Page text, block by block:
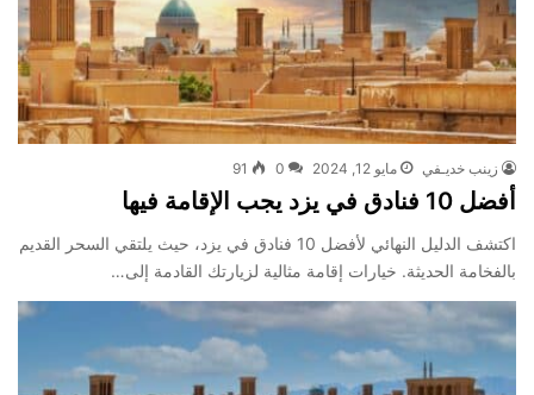
زينب خديـفي مايو 12, 2024 0
91
أفضل 10 فنادق في يزد يجب الإقامة فيها
اكتشف الدليل النهائي لأفضل 10 فنادق في يزد، حيث يلتقي السحر القديم
بالفخامة الحديثة. خيارات إقامة مثالية لزيارتك القادمة إلى…